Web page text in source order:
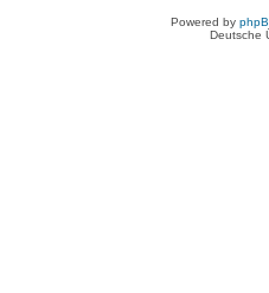
Powered by
Deutsche